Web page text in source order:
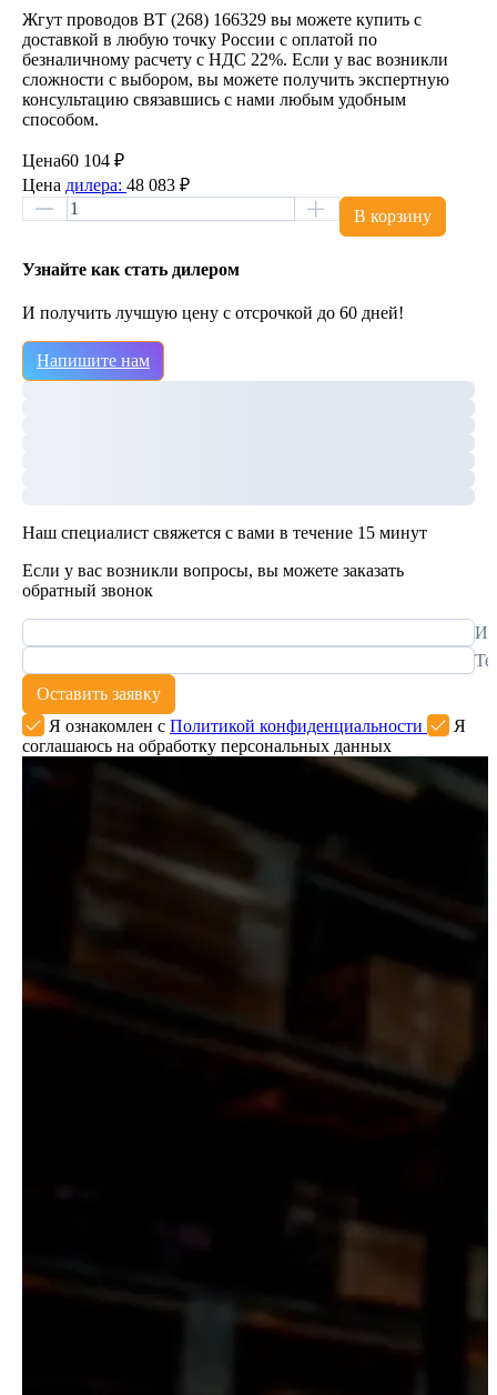
Жгут проводов BT (268) 166329 вы можете купить с
доставкой в любую точку России с оплатой по
безналичному расчету с НДС 22%. Если у вас возникли
сложности с выбором, вы можете получить экспертную
консультацию связавшись с нами любым удобным
способом.
Цена60 104 ₽
Цена дилера: 48 083 ₽
В корзину
Узнайте как стать дилером
И получить лучшую цену с отсрочкой до 60 дней!
Напишите нам
Наш специалист свяжется с вами в течение 15 минут
Если у вас возникли вопросы, вы можете заказать
обратный звонок
Оставить заявку
Я ознакомлен с Политикой конфиденциальности
Я
соглашаюсь на обработку персональных данных